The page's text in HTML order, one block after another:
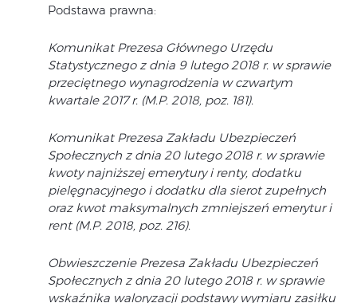
Podstawa prawna:
Komunikat Prezesa Głównego Urzędu
Statystycznego z dnia 9 lutego 2018 r. w sprawie
przeciętnego wynagrodzenia w czwartym
kwartale 2017 r. (M.P. 2018, poz. 181).
Komunikat Prezesa Zakładu Ubezpieczeń
Społecznych z dnia 20 lutego 2018 r. w sprawie
kwoty najniższej emerytury irenty, dodatku
pielęgnacyjnego i dodatku dla sierot zupełnych
oraz kwot maksymalnych zmniejszeń emerytur i
rent (M.P. 2018, poz. 216).
Obwieszczenie Prezesa Zakładu Ubezpieczeń
Społecznych z dnia 20 lutego 2018 r. w sprawie
wskaźnika waloryzacji podstawy wymiaru zasiłku